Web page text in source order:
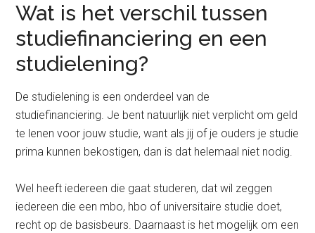
Wat is het verschil tussen
studiefinanciering en een
studielening?
De studielening is een onderdeel van de
studiefinanciering. Je bent natuurlijk niet verplicht om geld
te lenen voor jouw studie, want als jij of je ouders je studie
prima kunnen bekostigen, dan is dat helemaal niet nodig.
Wel heeft iedereen die gaat studeren, dat wil zeggen
iedereen die een mbo, hbo of universitaire studie doet,
recht op de basisbeurs. Daarnaast is het mogelijk om een